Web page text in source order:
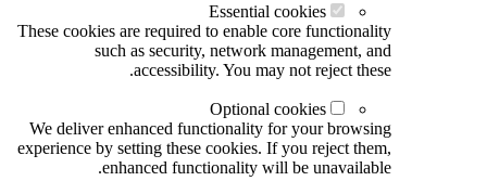
Essential cookies
These cookies are required to enable core functionality
such as security, network management, and
accessibility. You may not reject these.
Optional cookies
We deliver enhanced functionality for your browsing
experience by setting these cookies. If you reject them,
enhanced functionality will be unavailable.